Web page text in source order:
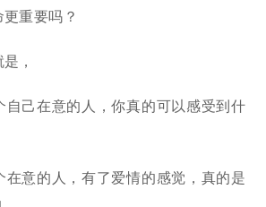
重要吗？
，
自己在意的人，你真的可以感受到什
在意的人，有了爱情的感觉，真的是